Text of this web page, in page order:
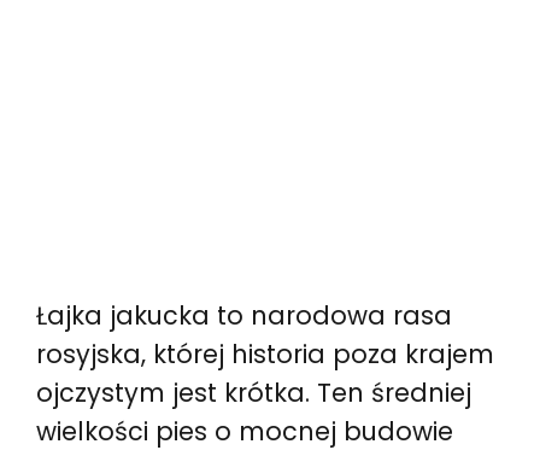
Łajka jakucka to narodowa rasa
rosyjska, której historia poza krajem
ojczystym jest krótka. Ten średniej
wielkości pies o mocnej budowie